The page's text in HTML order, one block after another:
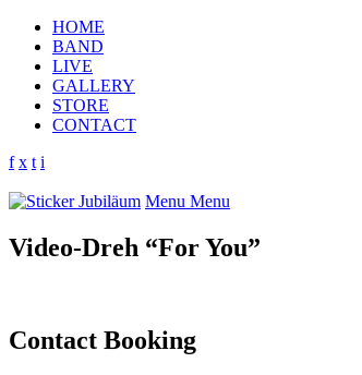
HOME
BAND
LIVE
GALLERY
STORE
CONTACT
f x t i
Menu Menu
Video-Dreh “For You”
Contact Booking